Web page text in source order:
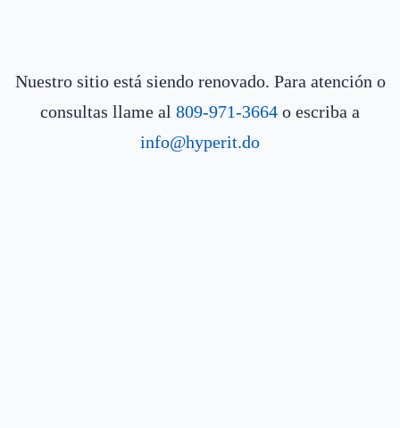
Nuestro sitio está siendo renovado. Para atención o
consultas llame al 809-971-3664 o escriba a
info@hyperit.do